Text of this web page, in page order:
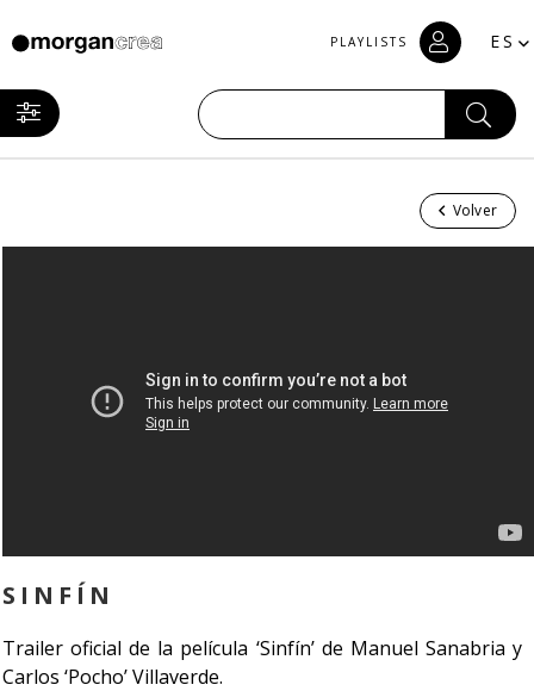
PLAYLISTS ES
Volver
SINFÍN
Trailer oficial de la película ‘Sinfín’ de Manuel Sanabria y
Carlos ‘Pocho’ Villaverde.